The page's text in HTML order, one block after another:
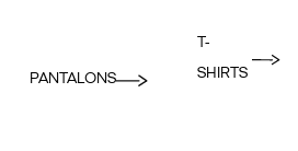
PANTALONS
T-
SHIRTS